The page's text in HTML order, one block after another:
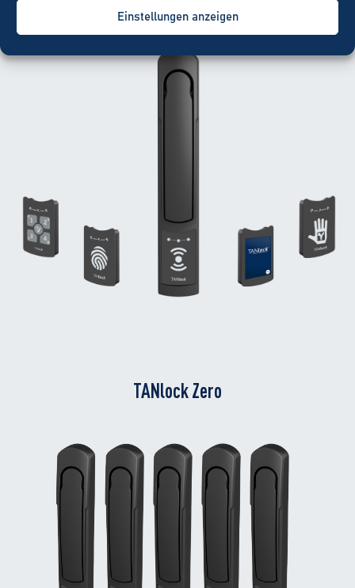
Einstellungen anzeigen
TANlock Zero